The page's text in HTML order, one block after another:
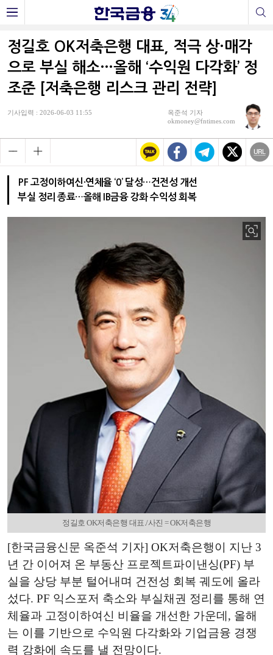
정길호 OK저축은행 대표, 적극 상·매각
으로 부실 해소…올해 ‘수익원 다각화’ 정
조준 [저축은행 리스크 관리 전략]
기사입력 : 2026-06-03 11:55
옥준석 기자
okmoney@fntimes.com
PF 고정이하여신·연체율 ‘0’ 달성…건전성 개선
부실 정리 종료…올해 IB금융 강화 수익성 회복
정길호 OK저축은행 대표./사진 = OK저축은행
[한국금융신문 옥준석 기자] OK저축은행이 지난 3
년 간 이어져 온 부동산 프로젝트파이낸싱(PF) 부
실을 상당 부분 털어내며 건전성 회복 궤도에 올라
섰다. PF 익스포저 축소와 부실채권 정리를 통해 연
체율과 고정이하여신 비율을 개선한 가운데, 올해
는 이를 기반으로 수익원 다각화와 기업금융 경쟁
력 강화에 속도를 낼 전망이다.